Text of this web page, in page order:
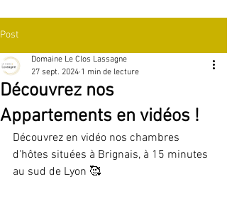
Post
Découvrez nos
Appartements en vidéos !
Domaine Le Clos Lassagne
27 sept. 2024 1 min de lecture
Découvrez en vidéo nos chambres
d'hôtes situées à Brignais, à 15 minutes
au sud de Lyon 🥰